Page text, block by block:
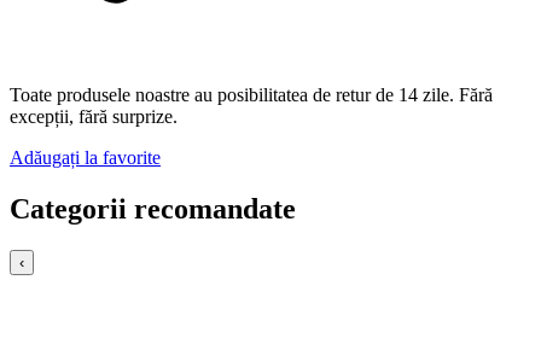
Toate produsele noastre au posibilitatea de retur de 14 zile. Fără
excepții, fără surprize.
Adăugați la favorite
Categorii recomandate
‹